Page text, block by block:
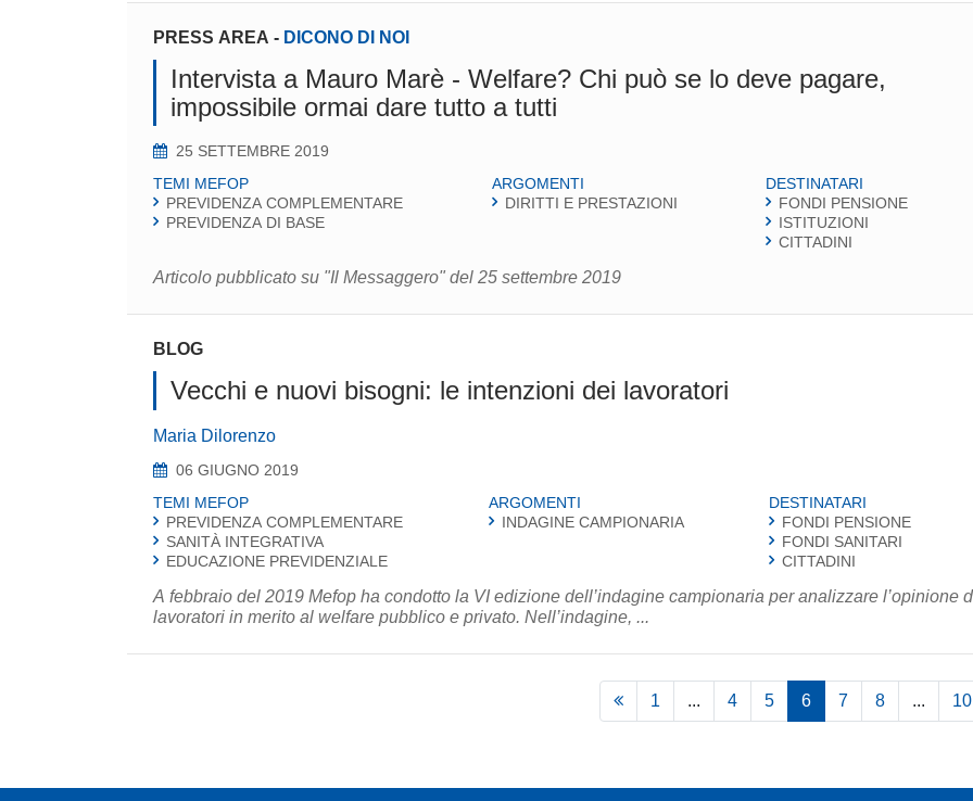
PRESS AREA - DICONO DI NOI
Intervista a Mauro Marè - Welfare? Chi può se lo deve pagare,
impossibile ormai dare tutto a tutti
25 SETTEMBRE 2019
TEMI MEFOP
PREVIDENZA COMPLEMENTARE
PREVIDENZA DI BASE
ARGOMENTI
DIRITTI E PRESTAZIONI
DESTINATARI
FONDI PENSIONE
ISTITUZIONI
CITTADINI
Articolo pubblicato su "Il Messaggero" del 25 settembre 2019
BLOG
Vecchi e nuovi bisogni: le intenzioni dei lavoratori
Maria Dilorenzo
06 GIUGNO 2019
TEMI MEFOP
PREVIDENZA COMPLEMENTARE
SANITÀ INTEGRATIVA
EDUCAZIONE PREVIDENZIALE
ARGOMENTI
INDAGINE CAMPIONARIA
DESTINATARI
FONDI PENSIONE
FONDI SANITARI
CITTADINI
A febbraio del 2019 Mefop ha condotto la VI edizione dell’indagine campionaria per analizzare l’opinione
lavoratori in merito al welfare pubblico e privato. Nell’indagine, ...
1 ... 4 5 6 7 8 ... 10